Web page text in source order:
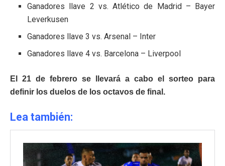
Ganadores llave 2 vs. Atlético de Madrid – Bayer
Leverkusen
Ganadores llave 3 vs. Arsenal – Inter
Ganadores llave 4 vs. Barcelona – Liverpool
El 21 de febrero se llevará a cabo el sorteo para
definir los duelos de los octavos de final.
Lea también: